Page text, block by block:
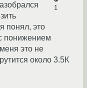
1
понял, это
понижением
это не
около 3.5К